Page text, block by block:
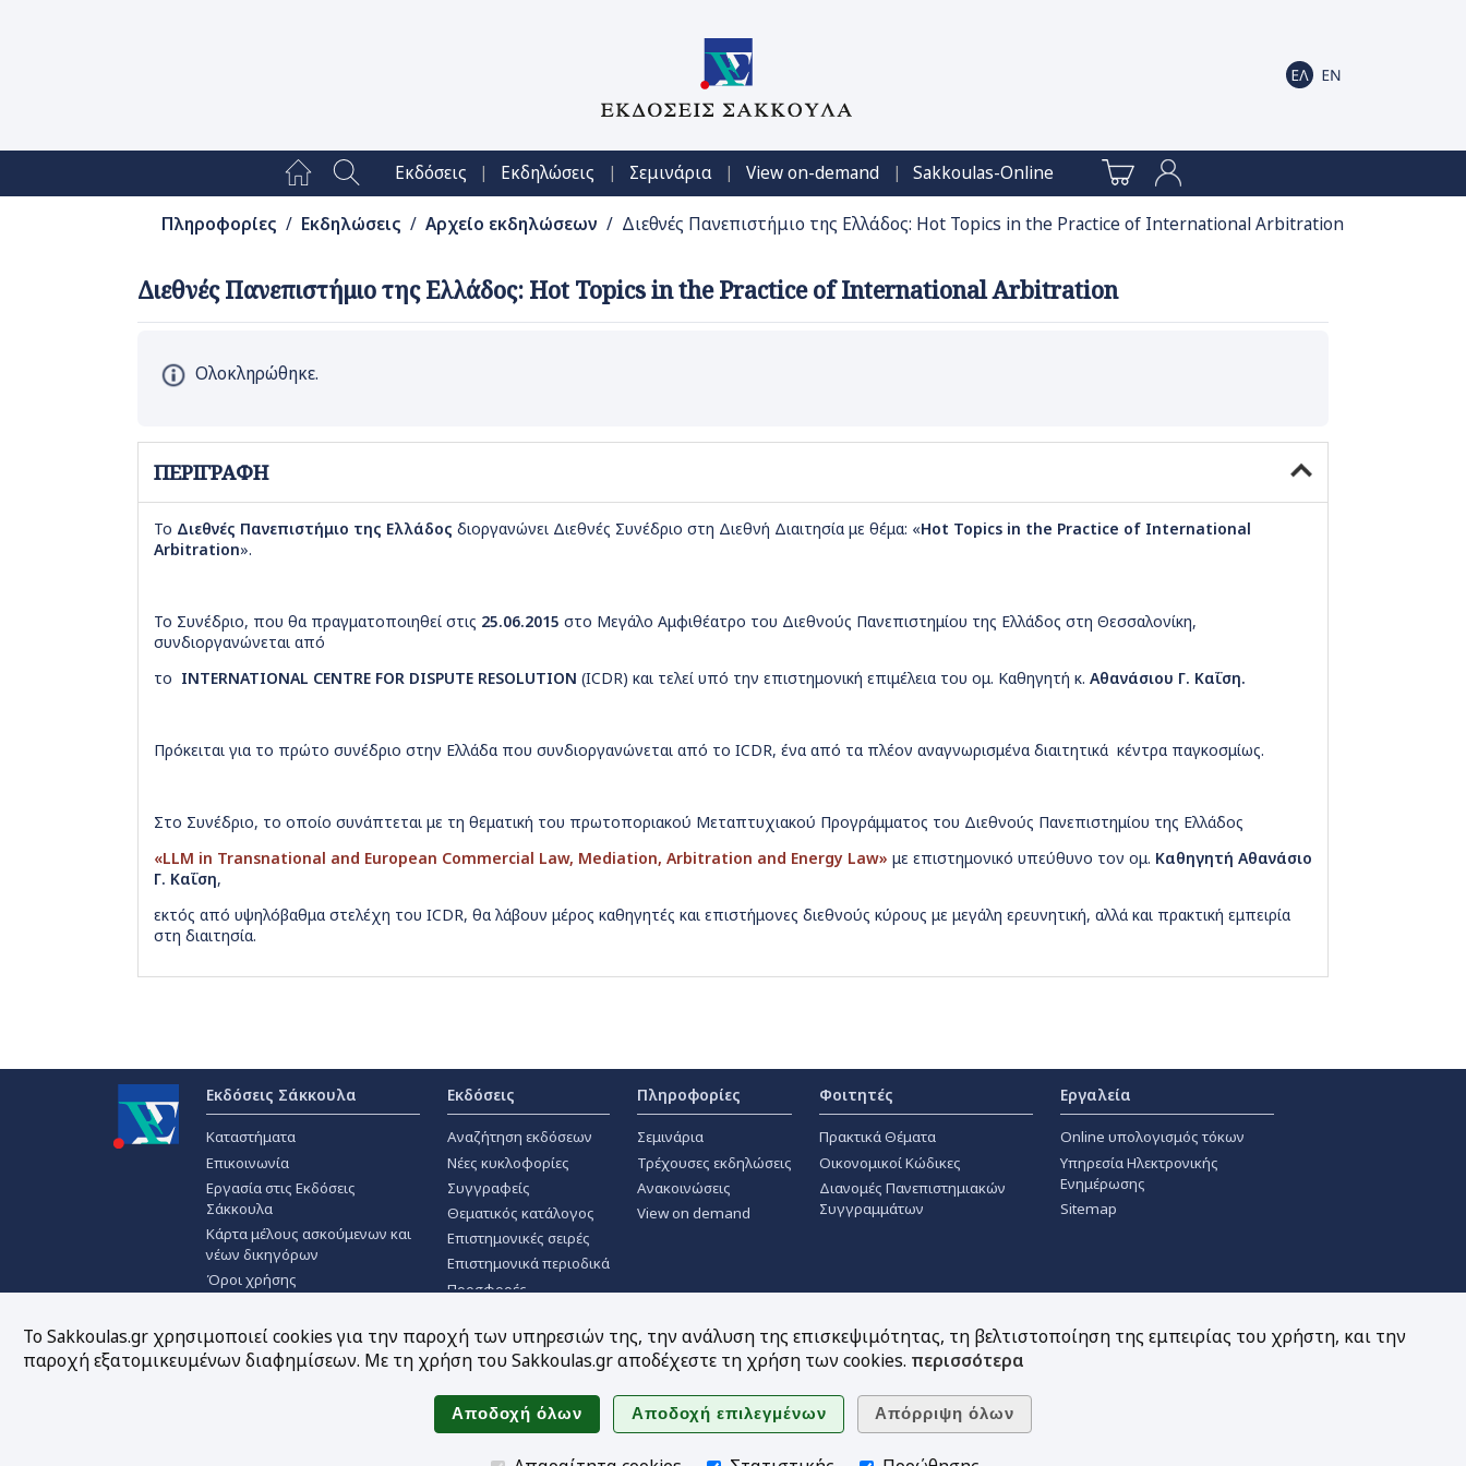
Εκδόσεις | Εκδηλώσεις | Σεμινάρια | View on-demand | Sakkoulas-Online
Πληροφορίες / Εκδηλώσεις / Αρχείο εκδηλώσεων / Διεθνές Πανεπιστήμιο της Ελλάδος: Hot Topics in the Practice of International Arbitration
Διεθνές Πανεπιστήμιο της Ελλάδος: Hot Topics in the Practice of International Arbitration
Ολοκληρώθηκε.
ΠΕΡΙΓΡΑΦΗ
Το Διεθνές Πανεπιστήμιο της Ελλάδος διοργανώνει Διεθνές Συνέδριο στη Διεθνή Διαιτησία με θέμα: «Hot Topics in the Practice of International
Arbitration».
Το Συνέδριο, που θα πραγματοποιηθεί στις 25.06.2015 στο Μεγάλο Αμφιθέατρο του Διεθνούς Πανεπιστημίου της Ελλάδος στη Θεσσαλονίκη,
συνδιοργανώνεται από
το ΙNTERNATIONAL CENTRE FOR DISPUTE RESOLUTION (ICDR) και τελεί υπό την επιστημονική επιμέλεια του ομ. Καθηγητή κ. Αθανάσιου Γ. Καΐση.
Πρόκειται για το πρώτο συνέδριο στην Ελλάδα που συνδιοργανώνεται από το ICDR, ένα από τα πλέον αναγνωρισμένα διαιτητικά κέντρα παγκοσμίως.
Στο Συνέδριο, το οποίο συνάπτεται με τη θεματική του πρωτοποριακού Μεταπτυχιακού Προγράμματος του Διεθνούς Πανεπιστημίου της Ελλάδος
«LLM in Transnational and European Commercial Law, Mediation, Arbitration and Energy Law» με επιστημονικό υπεύθυνο τον ομ. Καθηγητή Αθανάσιο
Γ. Καΐση,
εκτός από υψηλόβαθμα στελέχη του ICDR, θα λάβουν μέρος καθηγητές και επιστήμονες διεθνούς κύρους με μεγάλη ερευνητική, αλλά και πρακτική εμπειρία
στη διαιτησία.
Εκδόσεις Σάκκουλα
Καταστήματα
Επικοινωνία
Εργασία στις Εκδόσεις
Σάκκουλα
Κάρτα μέλους ασκούμενων και
νέων δικηγόρων
Όροι χρήσης
Χρήση Cookies
Εκδόσεις
Αναζήτηση εκδόσεων
Νέες κυκλοφορίες
Συγγραφείς
Θεματικός κατάλογος
Επιστημονικές σειρές
Επιστημονικά περιοδικά
Προσφορές
Πληροφορίες
Σεμινάρια
Τρέχουσες εκδηλώσεις
Ανακοινώσεις
View on demand
Φοιτητές
Πρακτικά Θέματα
Οικονομικοί Κώδικες
Διανομές Πανεπιστημιακών
Συγγραμμάτων
Εργαλεία
Online υπολογισμός τόκων
Υπηρεσία Ηλεκτρονικής
Ενημέρωσης
Sitemap
Το Sakkoulas.gr χρησιμοποιεί cookies για την παροχή των υπηρεσιών της, την ανάλυση της επισκεψιμότητας, τη βελτιστοποίηση της εμπειρίας του χρήστη, και την
παροχή εξατομικευμένων διαφημίσεων. Με τη χρήση του Sakkoulas.gr αποδέχεστε τη χρήση των cookies. περισσότερα